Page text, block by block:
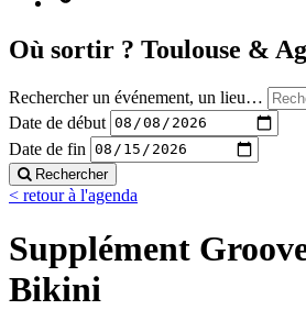
Où sortir ? Toulouse &
Rechercher un événement, un lieu…
Date de début
Date de fin
Rechercher
< retour à l'agenda
Supplément
Bikini